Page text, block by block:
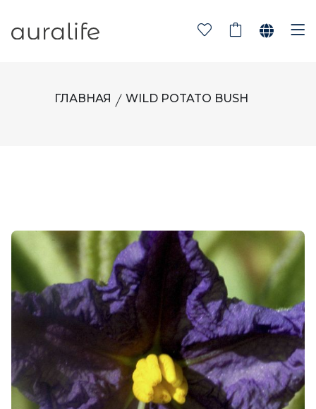
ГЛАВНАЯ WILD POTATO BUSH